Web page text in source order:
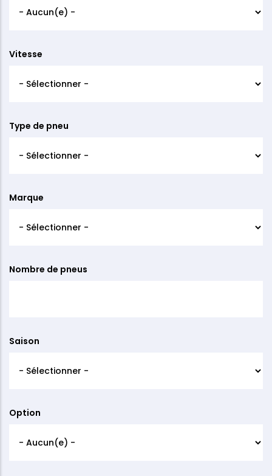
Vitesse
Type de pneu
Marque
Nombre de pneus
Saison
Option